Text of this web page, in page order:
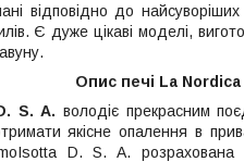
відповідно до
Є дуже цікаві моделі,
Опис печі La
S. A. володіє прекрасним
якісне опалення в
D. S. A.